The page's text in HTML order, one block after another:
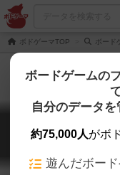
ボドゲーマTOP ボード
テインテッド
ボードゲームの
自分のデータを
約75,000人がボ
遊んだボー